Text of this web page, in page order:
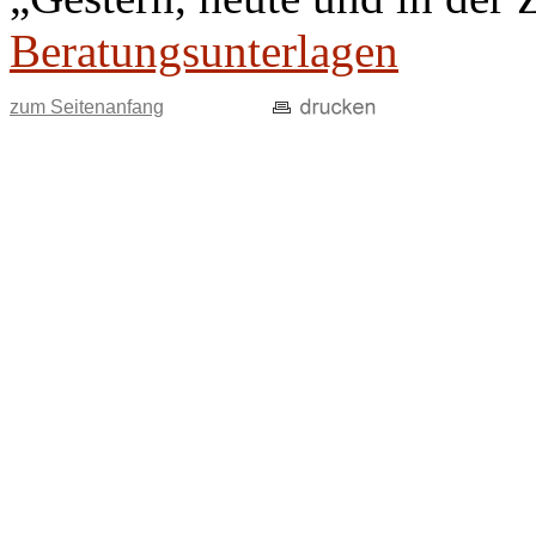
Beratungsunterlagen
zum Seitenanfang